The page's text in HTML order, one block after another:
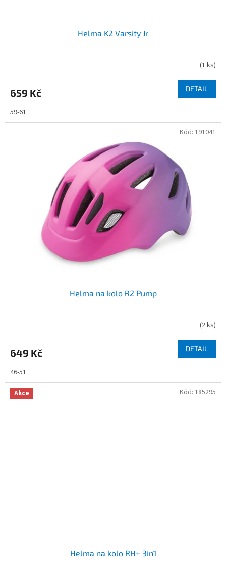
Helma K2 Varsity Jr
(1 ks)
659 Kč DETAIL
59-61
Helma na kolo R2 Pump
(2 ks)
649 Kč DETAIL
46-51
Kód: 191041
Akce
Helma na kolo RH+ 3in1
Kód: 185295